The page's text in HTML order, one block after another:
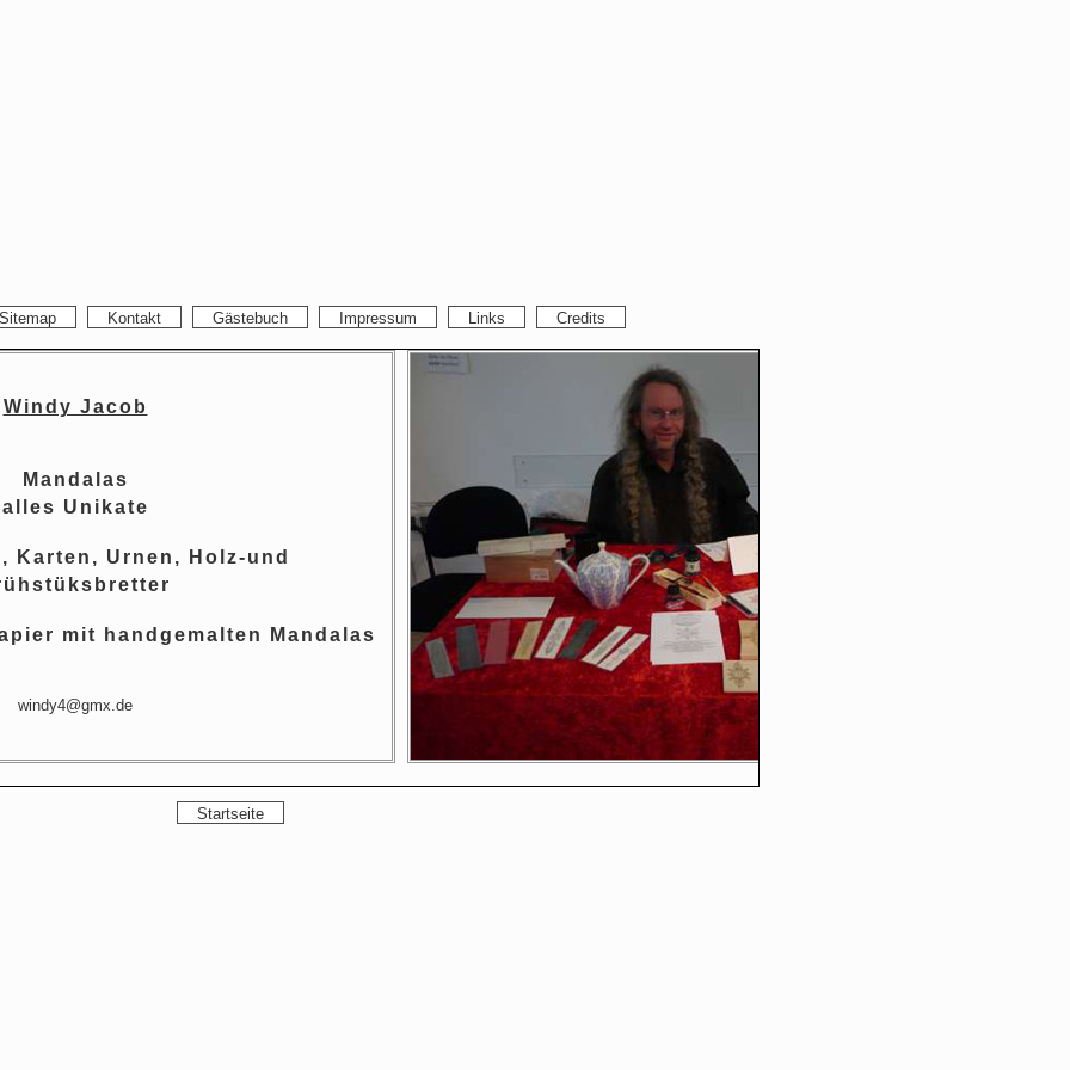
Sitemap Kontakt Gästebuch Impressum Links Credits
Windy Jacob
Mandalas
alles Unikate
Karten, Urnen, Holz-und
mit handgemalten Mandalas
windy4@gmx.de
Startseite